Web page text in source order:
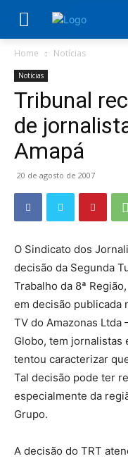
Home Notícias
Notícias
Tribunal
de
Amapá
20 de agosto de 2007
O Sindicato dos
decisão da Segunda
Trabalho da 8ª
em decisão publicada
TV do Amazonas Ltda
Globo, tem jornalistas
tentou caracterizar
Tal decisão pode ter
especialmente da
Grupo.
A decisão do TRT